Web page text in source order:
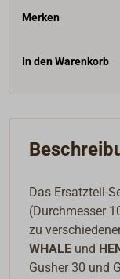
Merken
In den Warenkorb
Das Ersatzteil-
(Durchmesser
zu
WHALE und
Gusher 30 und